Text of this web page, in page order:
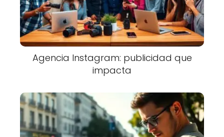
Agencia Instagram: publicidad que
impacta